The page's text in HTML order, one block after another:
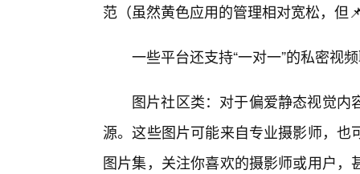
范（虽然黄色应用的管理相对宽松，但
一些平台还支持“一对一”的私密视
图片社区类：对于偏爱静态视觉
源。这些图片可能来自专业摄影师，
图片集，关注你喜欢的摄影师或用户